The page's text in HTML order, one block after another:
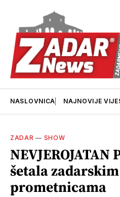
NASLOVNICA NAJNOVIJE
ZADAR — SHOW
NEVJEROJATAN
šetala zadarskim
prometnicama